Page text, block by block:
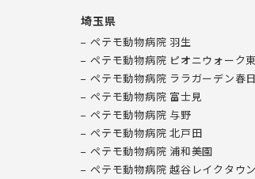
埼玉県
ペテモ動物病院 羽生
ペテモ動物病院 ピオニウォーク
ペテモ動物病院 ララガーデン春
ペテモ動物病院 富士見
ペテモ動物病院 与野
ペテモ動物病院 北戸田
ペテモ動物病院 浦和美園
ペテモ動物病院 越谷レイクタウ